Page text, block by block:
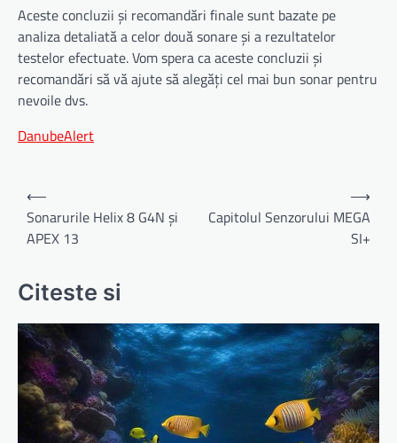
Aceste concluzii și recomandări finale sunt bazate pe
analiza detaliată a celor două sonare și a rezultatelor
testelor efectuate. Vom spera ca aceste concluzii și
recomandări să vă ajute să alegăți cel mai bun sonar pentru
nevoile dvs.
DanubeAlert
Navigare
în
articole
⟵
Sonarurile Helix 8 G4N și
APEX 13
Capitolul Senzorului MEGA
SI+
⟶
Citeste si